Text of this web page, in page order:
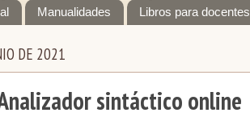
Manualidades Libros para docentes
DE 2021
sintáctico online